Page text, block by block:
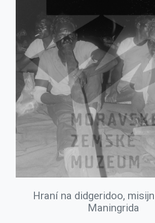
Hraní na didgeridoo,
Maningrida